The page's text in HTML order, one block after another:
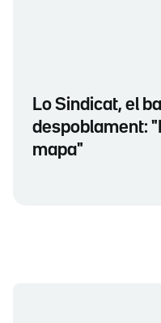
Lo Sindicat, el
despoblament:
mapa"